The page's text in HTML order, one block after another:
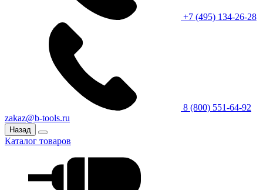
+7 (495) 134-26-28
8 (800) 551-64-92
zakaz@b-tools.ru
Назад
Каталог товаров